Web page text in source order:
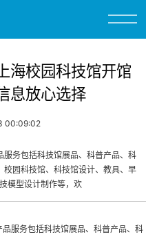
海校园科技馆开馆
息放心选择
00:09:02
务包括科技馆展品、科普产品、科
园科技馆、科技馆设计、教具、早
模型设计制作等，欢
服务包括科技馆展品、科普产品、科